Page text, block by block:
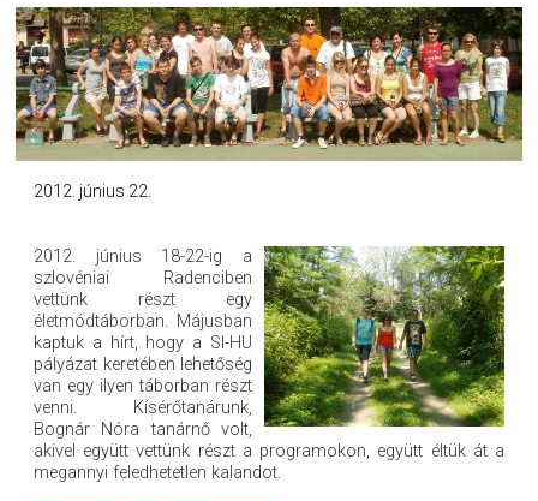
2012. június 18-22-ig a
szlovéniai Radenciben
vettünk részt egy
életmódtáborban. Májusban
kaptuk a hírt, hogy a SI-HU
pályázat keretében lehetőség
van egy ilyen táborban részt
venni. Kísérőtanárunk,
Bognár Nóra tanárnő volt,
akivel együtt vettünk részt a programokon, együtt éltük át a
megannyi feledhetetlen kalandot.
2012. június 22.